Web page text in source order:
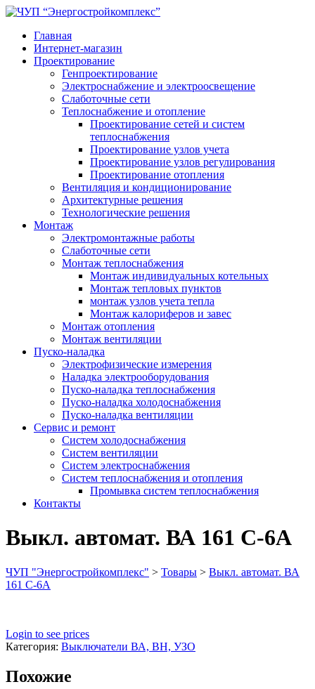
Главная
Интернет-магазин
Проектирование
Генпроектирование
Электроснабжение и электроосвещение
Слаботочные сети
Теплоснабжение и отопление
Проектирование сетей и систем
теплоснабжения
Проектирование узлов учета
Проектирование узлов регулирования
Проектирование отопления
Вентиляция и кондиционирование
Архитектурные решения
Технологические решения
Монтаж
Электромонтажные работы
Слаботочные сети
Монтаж теплоснабжения
Монтаж индивидуальных котельных
Монтаж тепловых пунктов
монтаж узлов учета тепла
Монтаж калориферов и завес
Монтаж отопления
Монтаж вентиляции
Пуско-наладка
Электрофизические измерения
Наладка электрооборудования
Пуско-наладка теплоснабжения
Пуско-наладка холодоснабжения
Пуско-наладка вентиляции
Сервис и ремонт
Систем холодоснабжения
Систем вентиляции
Систем электроснабжения
Систем теплоснабжения и отопления
Промывка систем теплоснабжения
Контакты
Выкл. автомат. ВА 161 С-6А
ЧУП "Энергостройкомплекс" > Товары > Выкл. автомат. ВА
161 С-6А
Login to see prices
Категория: Выключатели ВА, ВН, УЗО
Похожие